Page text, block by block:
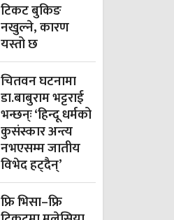
टिकट बुकिङ
नखुल्ने, कारण
यस्तो छ
चितवन घटनामा
डा.बाबुराम भट्टराई
भन्छन्ः ‘हिन्दू धर्मको
कुसंस्कार अन्त्य
नभएसम्म जातीय
विभेद हट्दैन्’
फ्रि भिसा–फ्रि